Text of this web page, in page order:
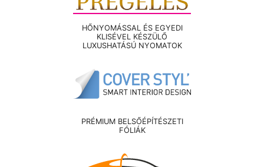
HŐNYOMÁSSAL ÉS EGYEDI
KLISÉVEL KÉSZÜLŐ
LUXUSHATÁSÚ NYOMATOK
PRÉMIUM BELSŐÉPÍTÉSZETI
FÓLIÁK